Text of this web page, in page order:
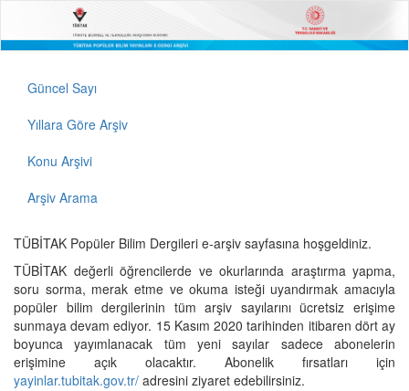
Güncel Sayı
Yıllara Göre Arşiv
Konu Arşivi
Arşiv Arama
TÜBİTAK Popüler Bilim Dergileri e-arşiv sayfasına hoşgeldiniz.
TÜBİTAK değerli öğrencilerde ve okurlarında araştırma yapma,
soru sorma, merak etme ve okuma isteği uyandırmak amacıyla
popüler bilim dergilerinin tüm arşiv sayılarını ücretsiz erişime
sunmaya devam ediyor. 15 Kasım 2020 tarihinden itibaren dört ay
boyunca yayımlanacak tüm yeni sayılar sadece abonelerin
erişimine açık olacaktır. Abonelik fırsatları için
yayinlar.tubitak.gov.tr/ adresini ziyaret edebilirsiniz.